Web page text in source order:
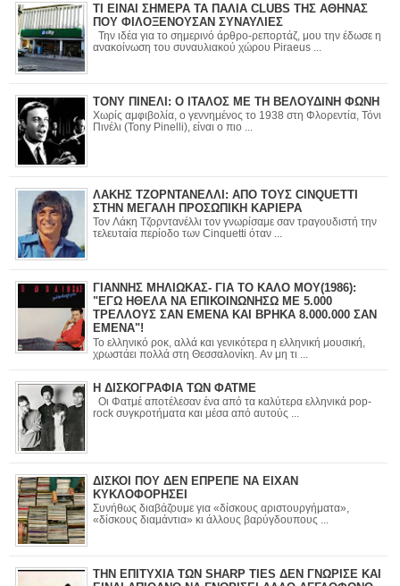
ΤΙ ΕΙΝΑΙ ΣΗΜΕΡΑ ΤΑ ΠΑΛΙΑ CLUBS ΤΗΣ ΑΘΗΝΑΣ
ΠΟΥ ΦΙΛΟΞΕΝΟΥΣΑΝ ΣΥΝΑΥΛΙΕΣ
Την ιδέα για το σημερινό άρθρο-ρεπορτάζ, μου την έδωσε η
ανακοίνωση του συναυλιακού χώρου Piraeus ...
ΤΟΝΥ ΠΙΝΕΛΙ: Ο ΙΤΑΛΟΣ ΜΕ ΤΗ ΒΕΛΟΥΔΙΝΗ ΦΩΝΗ
Χωρίς αμφιβολία, ο γεννημένος το 1938 στη Φλορεντία, Τόνι
Πινέλι (Tony Pinelli), είναι ο πιο ...
ΛΑΚΗΣ ΤΖΟΡΝΤΑΝΕΛΛΙ: ΑΠΟ ΤΟΥΣ CINQUETTI
ΣΤΗΝ ΜΕΓΑΛΗ ΠΡΟΣΩΠΙΚΗ ΚΑΡΙΕΡΑ
Τον Λάκη Τζορντανέλλι τον γνωρίσαμε σαν τραγουδιστή την
τελευταία περίοδο των Cinquetti όταν ...
ΓΙΑΝΝΗΣ ΜΗΛΙΩΚΑΣ- ΓΙΑ ΤΟ ΚΑΛΟ ΜΟΥ(1986):
"ΕΓΩ ΗΘΕΛΑ ΝΑ ΕΠΙΚΟΙΝΩΝΗΣΩ ΜΕ 5.000
ΤΡΕΛΛΟΥΣ ΣΑΝ ΕΜΕΝΑ ΚΑΙ ΒΡΗΚΑ 8.000.000 ΣΑΝ
ΕΜΕΝΑ"!
Το ελληνικό ροκ, αλλά και γενικότερα η ελληνική μουσική,
χρωστάει πολλά στη Θεσσαλονίκη. Αν μη τι ...
Η ΔΙΣΚΟΓΡΑΦΙΑ ΤΩΝ ΦΑΤΜΕ
Οι Φατμέ αποτέλεσαν ένα από τα καλύτερα ελληνικά pop-
rock συγκροτήματα και μέσα από αυτούς ...
ΔΙΣΚΟΙ ΠΟΥ ΔΕΝ ΕΠΡΕΠΕ ΝΑ ΕΙΧΑΝ
ΚΥΚΛΟΦΟΡΗΣΕΙ
Συνήθως διαβάζουμε για «δίσκους αριστουργήματα»,
«δίσκους διαμάντια» κι άλλους βαρύγδουπους ...
ΤΗΝ ΕΠΙΤΥΧΙΑ ΤΩΝ SHARP TIES ΔΕΝ ΓΝΩΡΙΣΕ ΚΑΙ